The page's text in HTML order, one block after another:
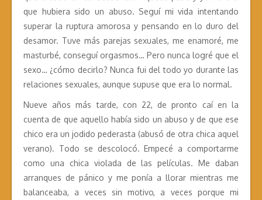
que hubiera sido un abuso. Seguí mi vida intentando
superar la ruptura amorosa y pensando en lo duro del
desamor. Tuve más parejas sexuales, me enamoré, me
masturbé, conseguí orgasmos… Pero nunca logré que el
sexo… ¿cómo decirlo? Nunca fui del todo yo durante las
relaciones sexuales, aunque supuse que era lo normal.
Nueve años más tarde, con 22, de pronto caí en la
cuenta de que aquello había sido un abuso y de que ese
chico era un jodido pederasta (abusó de otra chica aquel
verano). Todo se descolocó. Empecé a comportarme
como una chica violada de las películas. Me daban
arranques de pánico y me ponía a llorar mientras me
balanceaba, a veces sin motivo, a veces porque mi